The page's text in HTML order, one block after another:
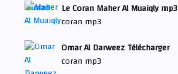
Le Coran Maher Al Muaiqly mp3
coran mp3
Omar Al Darweez Télécharger
coran mp3